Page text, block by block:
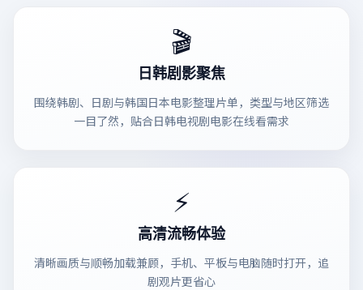
🎬
日韩剧影聚焦
围绕韩剧、日剧与韩国日本电影整理片单，类型与地区筛选
一目了然，贴合日韩电视剧电影在线看需求
⚡
高清流畅体验
清晰画质与顺畅加载兼顾，手机、平板与电脑随时打开，追
剧观片更省心